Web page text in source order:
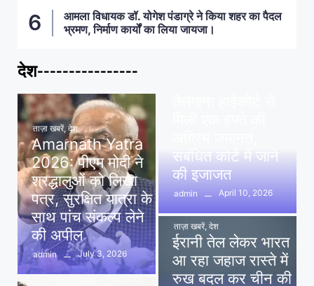
आमला विधायक डॉ. योगेश पंडाग्रे ने किया शहर का पैदल
भ्रमण, निर्माण कार्यों का लिया जायजा।
देश----------------
ताज़ा खबरें, देश
Amarnath Yatra
2026: पीएम मोदी ने
श्रद्धालुओं को लिखा
पत्र, सुरक्षित यात्रा के
साथ पांच संकल्प लेने
की अपील
admin July 3, 2026
संबंधित कोर्ट में जाने
की इजाजत
admin April 10, 2026
ताज़ा खबरें, देश
ईरानी तेल लेकर भारत
आ रहा जहाज रास्ते में
रुख बदल कर चीन की